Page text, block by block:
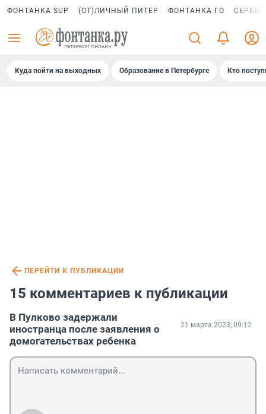
ФОНТАНКА SUP (ОТ)ЛИЧНЫЙ ПИТЕР ФОНТАНКА ГО
Куда пойти на выходных Образование в Петербурге Кто
ПЕРЕЙТИ К ПУБЛИКАЦИИ
15 комментариев к публикации
В Пулково задержали
иностранца после заявления о
домогательствах ребенка
21 марта 2023, 09:12